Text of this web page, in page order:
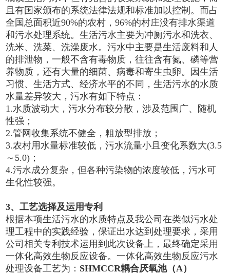
且有国家颁布的系统法律法规和标准加以控制。而占
全国总面积近90%的农村，96%的村庄没有排水渠道
和污水处理系统。生活污水主要为冲厕污水和洗衣、
洗米、洗菜、洗澡废水。污水中主要是生活废料和人
的排泄物，一般不含有毒物质，往往含有氮、磷等营
养物质，还有大量的细菌、病毒和寄生虫卵。因生活
习惯、生活方式、经济水平的不同，生活污水的水质
水量差异较大，污水有如下特点：
1.水质波动大，污水分布较分散，涉及范围广、随机
性强；
2.管网收集系统不健全，粗放型排放；
3.农村用水量标准较低，污水流量小且变化系数大(3.5
～5.0)；
4.污水成分复杂，但各种污染物的浓度较低，污水可
生化性较强。
3、工艺选择及运用专利
根据本项生活污水的水质特点及我公司在类似污水处
理工程中的实践经验，保证出水达到处理要求，采用
公司相关专利技术运用到此次设备上，最终确定采用
一体化高效生物反应设备。一体化高效生物反应污水
处理设备工艺为： SHMCCR耦合厌氧池（A）